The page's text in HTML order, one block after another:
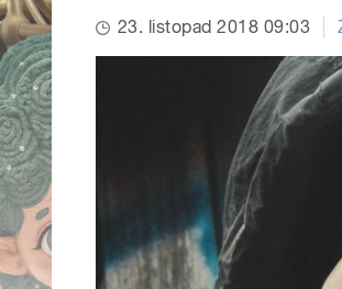
23. listopad 2018 09:03